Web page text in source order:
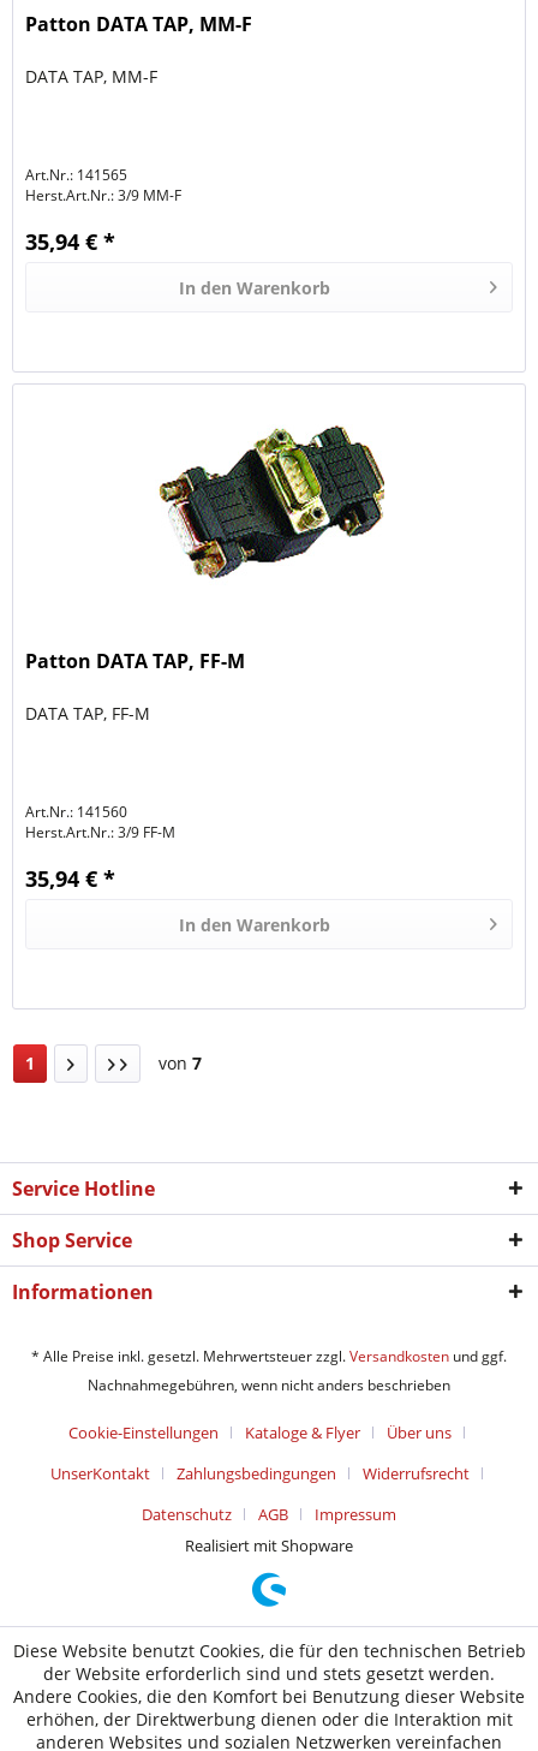
Patton DATA TAP, MM-F
DATA TAP, MM-F
Art.Nr.: 141565
Herst.Art.Nr.:3/9 MM-F
35,94 € *
In den Warenkorb
Patton DATA TAP, FF-M
DATA TAP, FF-M
Art.Nr.: 141560
Herst.Art.Nr.:3/9 FF-M
35,94 € *
In den Warenkorb
1 von 7
Service Hotline
Shop Service
Informationen
* Alle Preise inkl. gesetzl. Mehrwertsteuer zzgl.Versandkosten und ggf.
Nachnahmegebühren, wenn nicht anders beschrieben
Cookie-Einstellungen Kataloge & Flyer
Über uns
UnserKontakt
Zahlungsbedingungen
Widerrufsrecht
Datenschutz
AGB
Impressum
Realisiert mit Shopware
Diese Website benutzt Cookies, die für den technischen Betrieb
der Website erforderlich sind und stets gesetzt werden.
Andere Cookies, die den Komfort bei Benutzung dieser Website
erhöhen, der Direktwerbung dienen oder die Interaktion mit
anderen Websites und sozialen Netzwerken vereinfachen